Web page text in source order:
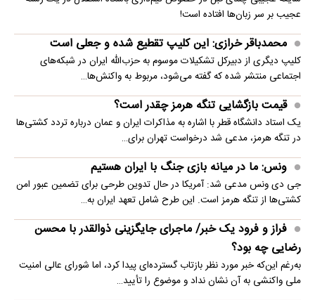
عجیب بر سر زبان‌ها افتاده است!
محمدباقر خرازی: این کلیپ تقطیع شده و جعلی است
کلیپ دیگری از دبیرکل تشکیلات موسوم به حزب‌الله ایران در شبکه‌های
اجتماعی منتشر شده که گفته می‌شود، مربوط به واکنش‌ها…
قیمت بازگشایی تنگه هرمز چقدر است؟
یک استاد دانشگاه قطر با اشاره به مذاکرات ایران و عمان درباره تردد کشتی‌ها
در تنگه هرمز، مدعی شد درخواست تهران برای…
ونس: ما در میانه بازی جنگ با ایران هستیم
جی دی ونس مدعی شد: آمریکا در حال تدوین طرحی برای تضمین عبور امن
کشتی‌ها از تنگه هرمز است. این طرح شامل تعهد ایران به…
فراز و فرود یک خبر/ ماجرای جایگزینی ذوالقدر با محسن
رضایی چه بود؟
به‌رغم این‌که خبر مورد نظر بازتاب گسترده‌ای پیدا کرد، اما شورای عالی امنیت
ملی واکنشی به آن نشان نداد و موضوع را تأیید…